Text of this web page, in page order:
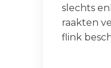
slechts
raakten
flink